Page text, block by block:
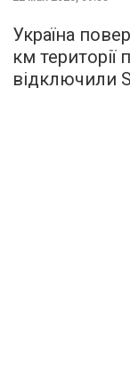
Україна
км території
відключили